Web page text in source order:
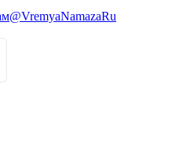
@VremyaNamazaRu